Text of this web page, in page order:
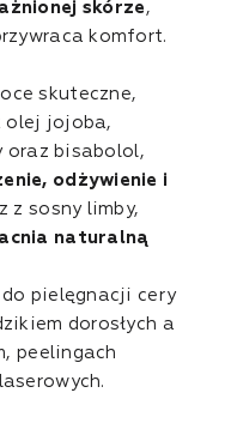
skórze,
komfort.
skuteczne,
olej jojoba,
oraz bisabolol,
odżywienie i
z sosny limby,
naturalną
pielęgnacji cery
dorosłych a
peelingach